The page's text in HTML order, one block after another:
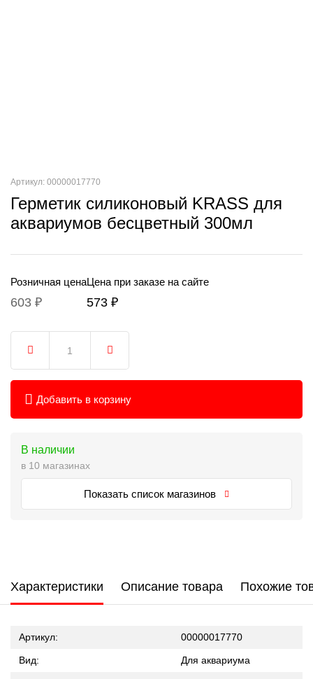
Артикул: 00000017770
Герметик силиконовый KRASS для
аквариумов бесцветный 300мл
Розничная цена
603 ₽
Цена при заказе на сайте
573 ₽
Добавить в корзину
В наличии
в 10 магазинах
Показать список магазинов
Характеристики Описание товара Похожие
Артикул: 00000017770
Вид: Для аквариума